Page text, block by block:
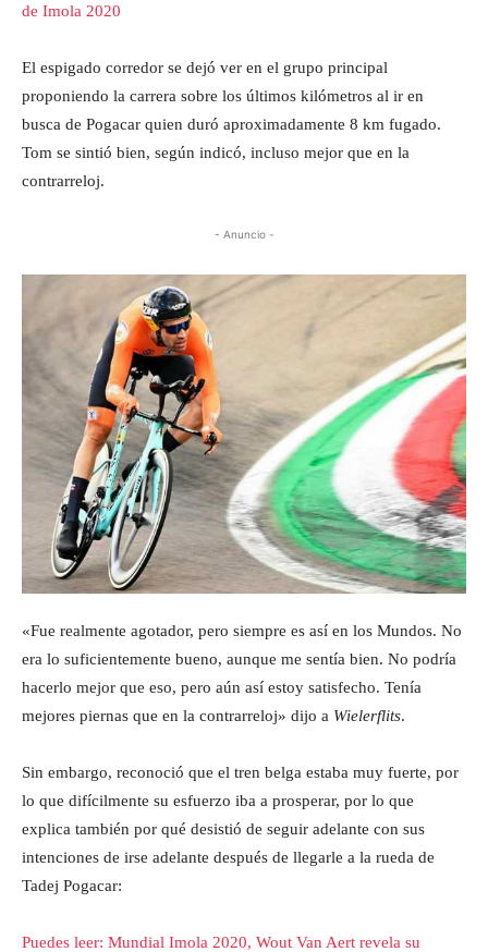
de Imola 2020
El espigado corredor se dejó ver en el grupo principal
proponiendo la carrera sobre los últimos kilómetros al ir en
busca de Pogacar quien duró aproximadamente 8 km fugado.
Tom se sintió bien, según indicó, incluso mejor que en la
contrarreloj.
- Anuncio -
«Fue realmente agotador, pero siempre es así en los Mundos. No
era lo suficientemente bueno, aunque me sentía bien. No podría
hacerlo mejor que eso, pero aún así estoy satisfecho. Tenía
mejores piernas que en la contrarreloj» dijo a Wielerflits.
Sin embargo, reconoció que el tren belga estaba muy fuerte, por
lo que difícilmente su esfuerzo iba a prosperar, por lo que
explica también por qué desistió de seguir adelante con sus
intenciones de irse adelante después de llegarle a la rueda de
Tadej Pogacar:
Puedes leer: Mundial Imola 2020, Wout Van Aert revela su